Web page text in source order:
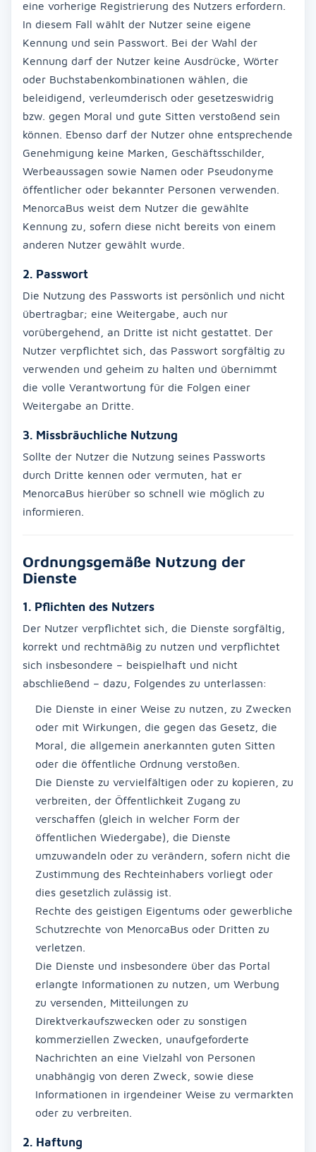
eine vorherige Registrierung des Nutzers erfordern.
In diesem Fall wählt der Nutzer seine eigene
Kennung und sein Passwort. Bei der Wahl der
Kennung darf der Nutzer keine Ausdrücke, Wörter
oder Buchstabenkombinationen wählen, die
beleidigend, verleumderisch oder gesetzeswidrig
bzw. gegen Moral und gute Sitten verstoßend sein
können. Ebenso darf der Nutzer ohne entsprechende
Genehmigung keine Marken, Geschäftsschilder,
Werbeaussagen sowie Namen oder Pseudonyme
öffentlicher oder bekannter Personen verwenden.
MenorcaBus weist dem Nutzer die gewählte
Kennung zu, sofern diese nicht bereits von einem
anderen Nutzer gewählt wurde.
2. Passwort
Die Nutzung des Passworts ist persönlich und nicht
übertragbar; eine Weitergabe, auch nur
vorübergehend, an Dritte ist nicht gestattet. Der
Nutzer verpflichtet sich, das Passwort sorgfältig zu
verwenden und geheim zu halten und übernimmt
die volle Verantwortung für die Folgen einer
Weitergabe an Dritte.
3. Missbräuchliche Nutzung
Sollte der Nutzer die Nutzung seines Passworts
durch Dritte kennen oder vermuten, hat er
MenorcaBus hierüber so schnell wie möglich zu
informieren.
Ordnungsgemäße Nutzung der
Dienste
1. Pflichten des Nutzers
Der Nutzer verpflichtet sich, die Dienste sorgfältig,
korrekt und rechtmäßig zu nutzen und verpflichtet
sich insbesondere – beispielhaft und nicht
abschließend – dazu, Folgendes zu unterlassen:
Die Dienste in einer Weise zu nutzen, zu Zwecken
oder mit Wirkungen, die gegen das Gesetz, die
Moral, die allgemein anerkannten guten Sitten
oder die öffentliche Ordnung verstoßen.
Die Dienste zu vervielfältigen oder zu kopieren, zu
verbreiten, der Öffentlichkeit Zugang zu
verschaffen (gleich in welcher Form der
öffentlichen Wiedergabe), die Dienste
umzuwandeln oder zu verändern, sofern nicht die
Zustimmung des Rechteinhabers vorliegt oder
dies gesetzlich zulässig ist.
Rechte des geistigen Eigentums oder gewerbliche
Schutzrechte von MenorcaBus oder Dritten zu
verletzen.
Die Dienste und insbesondere über das Portal
erlangte Informationen zu nutzen, um Werbung
zu versenden, Mitteilungen zu
Direktverkaufszwecken oder zu sonstigen
kommerziellen Zwecken, unaufgeforderte
Nachrichten an eine Vielzahl von Personen
unabhängig von deren Zweck, sowie diese
Informationen in irgendeiner Weise zu vermarkten
oder zu verbreiten.
2. Haftung